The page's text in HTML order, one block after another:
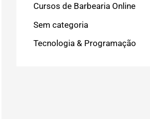
Cursos de Barbearia Online
Sem categoria
Tecnologia & Programação